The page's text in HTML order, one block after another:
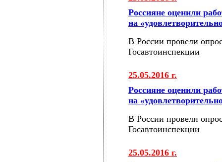
Россияне оценили
на
В России провели
Госавтоинспекции
25.05.2016 г.
Россияне оценили
на
В России провели
Госавтоинспекции
25.05.2016 г.